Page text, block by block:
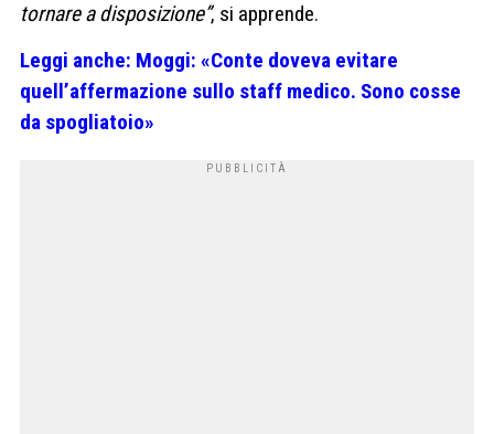
tornare a disposizione”, si apprende.
Leggi anche: Moggi: «Conte doveva evitare
quell’affermazione sullo staff medico. Sono cosse
da spogliatoio»